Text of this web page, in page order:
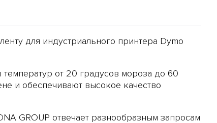
для индустриального принтера Dymo
от 20 градусов мороза до 60
и обеспечивают высокое качество
GROUP отвечает разнообразным запросам